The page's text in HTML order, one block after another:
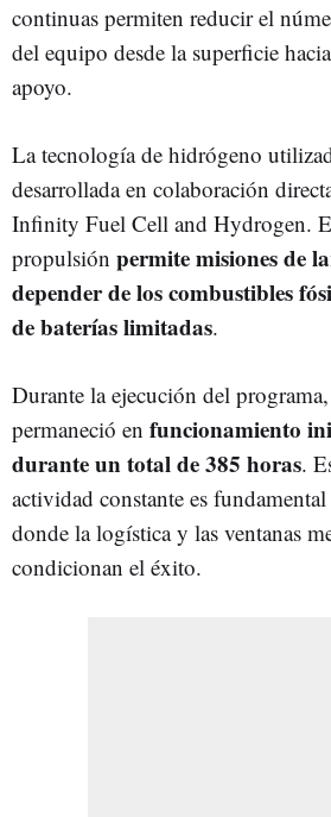
continuas permiten reducir el
del equipo desde la superficie
apoyo.
La tecnología de hidrógeno
desarrollada en colaboración
Infinity Fuel Cell and Hydrogen.
propulsión permite misiones de
depender de los combustibles
de baterías limitadas.
Durante la ejecución del
permaneció en funcionamiento
durante un total de 385 horas.
actividad constante es
donde la logística y las ventanas
condicionan el éxito.